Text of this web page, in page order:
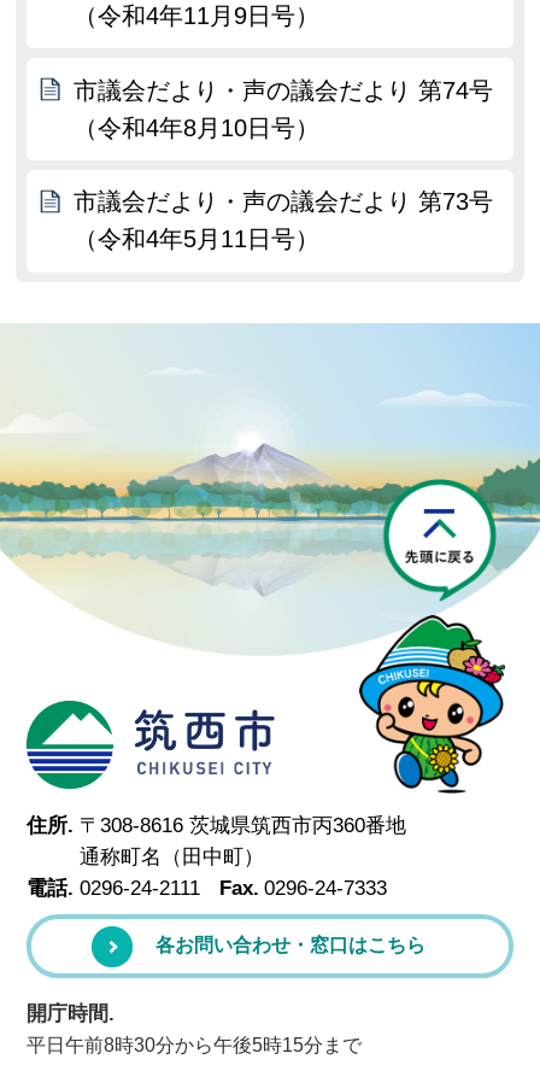
（令和4年11月9日号）
市議会だより・声の議会だより 第74号
（令和4年8月10日号）
市議会だより・声の議会だより 第73号
（令和4年5月11日号）
筑西市
住所. 〒308-8616 茨城県筑西市丙360番地
通称町名（田中町）
電話. 0296-24-2111 Fax. 0296-24-7333
各お問い合わせ・窓口はこちら
開庁時間.
平日午前8時30分から午後5時15分まで